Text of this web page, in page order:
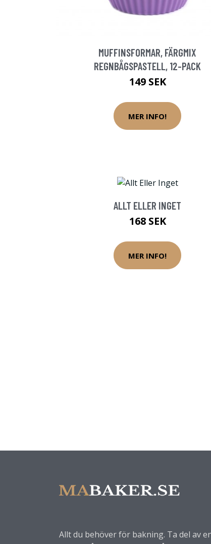
MUFFINSFORMAR, FÄRGMIX
REGNBÅGSPASTELL, 12-PACK
149 SEK
MER INFO!
ALLT ELLER INGET
168 SEK
MER INFO!
Allt du behöver för bakning. Ta del av